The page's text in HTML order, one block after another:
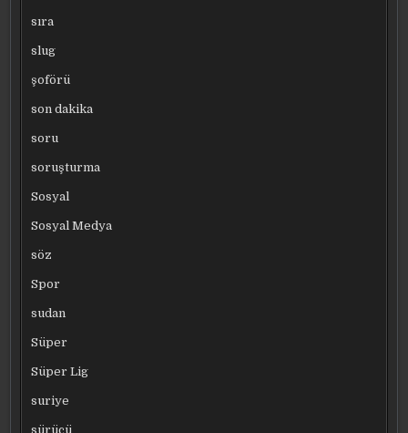
sıra
slug
şoförü
son dakika
soru
soruşturma
Sosyal
Sosyal Medya
söz
Spor
sudan
Süper
Süper Lig
suriye
sürücü